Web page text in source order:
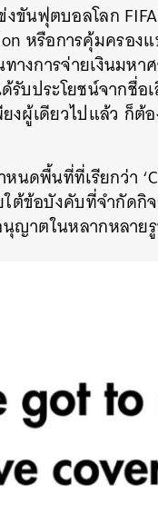
นฟุตบอลโลก
หรือการคุ้มครอง
งการจ่ายเงินมห
บประโยชน์จากชื่อ
ผู้เดียวไปแล้ว ก็ต้
นดพื้นที่ที่เรียกว่า
ข้อบังคับที่จำกัดกิ
นุญาตในหลากหลาย